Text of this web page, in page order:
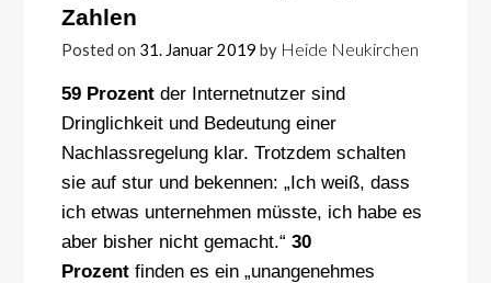
Zahlen
Posted on 31. Januar 2019 by Heide Neukirchen
59 Prozentder Internetnutzer sind
Dringlichkeit und Bedeutung einer
Nachlassregelung klar. Trotzdem schalten
sie auf stur und bekennen: „Ich weiß, dass
ich etwas unternehmen müsste, ich habe es
aber bisher nicht gemacht.“ 30
Prozentfinden es ein „unangenehmes